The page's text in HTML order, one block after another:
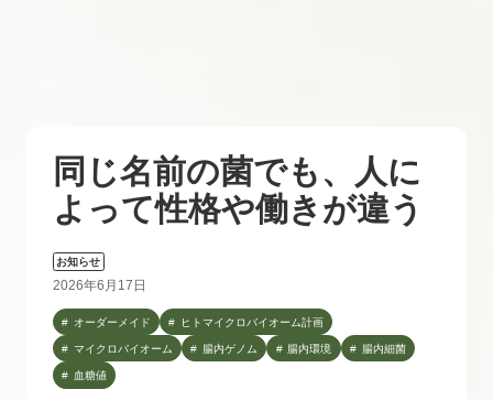
同じ名前の菌でも、人に
よって性格や働きが違う
お知らせ
2026年6月17日
オーダーメイド ヒトマイクロバイオーム計画
マイクロバイオーム 腸内ゲノム 腸内環境 腸内細菌
血糖値